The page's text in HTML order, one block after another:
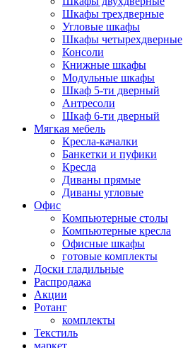
Шкафы трехдверные
Угловые шкафы
Шкафы четырехдверные
Консоли
Книжные шкафы
Модульные шкафы
Шкаф 5-ти дверный
Антресоли
Шкаф 6-ти дверный
Мягкая мебель
Кресла-качалки
Банкетки и пуфики
Кресла
Диваны прямые
Диваны угловые
Офис
Компьютерные столы
Компьютерные кресла
Офисные шкафы
готовые комплекты
Доски гладильные
Распродажа
Акции
Ротанг
комплекты
Текстиль
маркет